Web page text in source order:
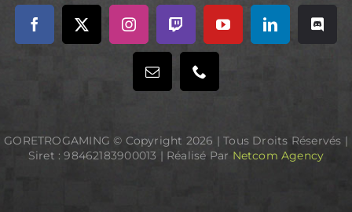
GORETROGAMING © Copyright 2026 | Tous Droits Réservés |
Siret : 98462183900013 | Réalisé Par Netcom Agency